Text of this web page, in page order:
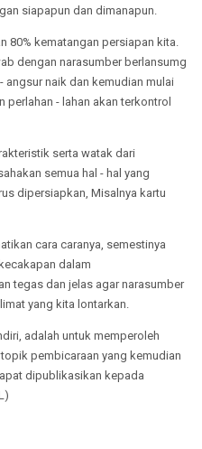
siapapun dan dimanapun.
80% kematangan persiapan kita.
dengan narasumber berlansumg
angsur naik dan kemudian mulai
- lahan akan terkontrol
serta watak dari
semua hal - hal yang
dipersiapkan, Misalnya kartu
cara caranya, semestinya
dalam
tegas dan jelas agar narasumber
yang kita lontarkan.
adalah untuk memperoleh
pembicaraan yang kemudian
dipublikasikan kepada